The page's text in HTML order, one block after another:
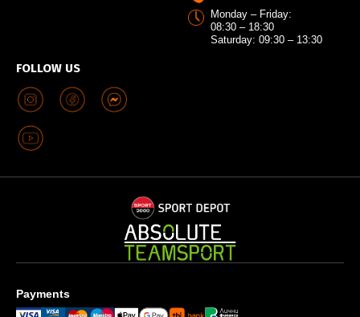
FOLLOW US
Monday – Friday:
08:30 – 18:30
Saturday: 09:30 – 13:30
Payments